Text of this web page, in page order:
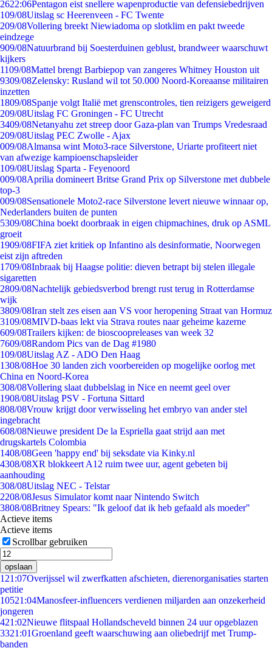
2622:06Pentagon eist snellere wapenproductie van defensiebedrijven
109/08Uitslag sc Heerenveen - FC Twente
209/08Vollering breekt Niewiadoma op slotklim en pakt tweede
eindzege
909/08Natuurbrand bij Soesterduinen geblust, brandweer waarschuwt
kijkers
1109/08Mattel brengt Barbiepop van zangeres Whitney Houston uit
9309/08Zelensky: Rusland wil tot 50.000 Noord-Koreaanse militairen
inzetten
1809/08Spanje volgt Italië met grenscontroles, tien reizigers geweigerd
209/08Uitslag FC Groningen - FC Utrecht
3409/08Netanyahu zet streep door Gaza-plan van Trumps Vredesraad
209/08Uitslag PEC Zwolle - Ajax
009/08Almansa wint Moto3-race Silverstone, Uriarte profiteert niet
van afwezige kampioenschapsleider
109/08Uitslag Sparta - Feyenoord
009/08Aprilia domineert Britse Grand Prix op Silverstone met dubbele
top-3
009/08Sensationele Moto2-race Silverstone levert nieuwe winnaar op,
Nederlanders buiten de punten
5309/08China boekt doorbraak in eigen chipmachines, druk op ASML
groeit
1909/08FIFA ziet kritiek op Infantino als desinformatie, Noorwegen
eist zijn aftreden
1709/08Inbraak bij Haagse politie: dieven betrapt bij stelen illegale
sigaretten
2809/08Nachtelijk gebiedsverbod brengt rust terug in Rotterdamse
wijk
3809/08Iran stelt zes eisen aan VS voor heropening Straat van Hormuz
3109/08MIVD-baas lekt via Strava routes naar geheime kazerne
609/08Trailers kijken: de bioscoopreleases van week 32
7609/08Random Pics van de Dag #1980
109/08Uitslag AZ - ADO Den Haag
1308/08Hoe 30 landen zich voorbereiden op mogelijke oorlog met
China en Noord-Korea
308/08Vollering slaat dubbelslag in Nice en neemt geel over
1908/08Uitslag PSV - Fortuna Sittard
808/08Vrouw krijgt door verwisseling het embryo van ander stel
ingebracht
608/08Nieuwe president De la Espriella gaat strijd aan met
drugskartels Colombia
1408/08Geen 'happy end' bij seksdate via Kinky.nl
4308/08XR blokkeert A12 ruim twee uur, agent gebeten bij
aanhouding
308/08Uitslag NEC - Telstar
2208/08Jesus Simulator komt naar Nintendo Switch
3808/08Britney Spears: "Ik geloof dat ik heb gefaald als moeder"
Actieve items
Actieve items
Scrollbar gebruiken
opslaan
1 21:07Overijssel wil zwerfkatten afschieten, dierenorganisaties starten
petitie
10521:04Manosfeer-influencers verdienen miljarden aan onzekerheid
jongeren
421:02Nieuwe flitspaal Hollandscheveld binnen 24 uur opgeblazen
3321:01Groenland geeft waarschuwing aan oliebedrijf met Trump-
banden